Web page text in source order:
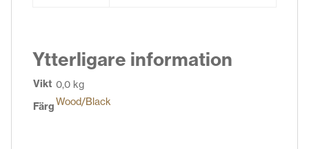
Ytterligare information
Vikt 0,0 kg
FärgWood/Black